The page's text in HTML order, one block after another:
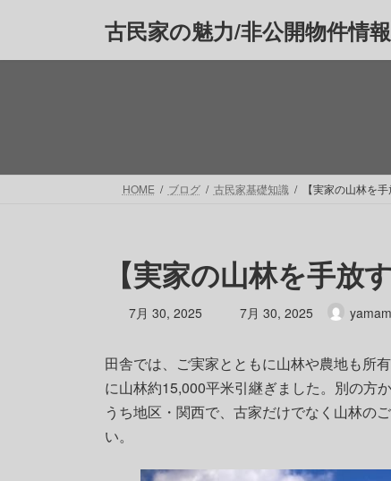
ッ
移
古民家の魅力/非公開物件情報
HOME ブログ 古民家基礎知識 【実家の山林を
【実家の山林を手放
7月 30, 2025
最
新
日
時
:
7月 30, 2025
田舎では、ご実家とともに山林や農地も所
に山林約15,000平米引継ぎました。別の方
うち地区・関西で、古家だけでなく山林の
い。